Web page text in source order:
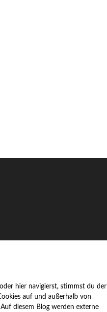
hier navigierst, stimmst du der
auf und außerhalb von
diesem Blog werden externe